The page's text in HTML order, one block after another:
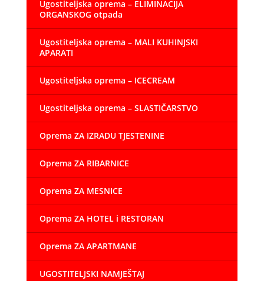
Ugostiteljska oprema – ELIMINACIJA
ORGANSKOG otpada
Ugostiteljska oprema – MALI KUHINJSKI
APARATI
Ugostiteljska oprema – ICECREAM
Ugostiteljska oprema – SLASTIČARSTVO
Oprema ZA IZRADU TJESTENINE
Oprema ZA RIBARNICE
Oprema ZA MESNICE
Oprema ZA HOTEL i RESTORAN
Oprema ZA APARTMANE
UGOSTITELJSKI NAMJEŠTAJ